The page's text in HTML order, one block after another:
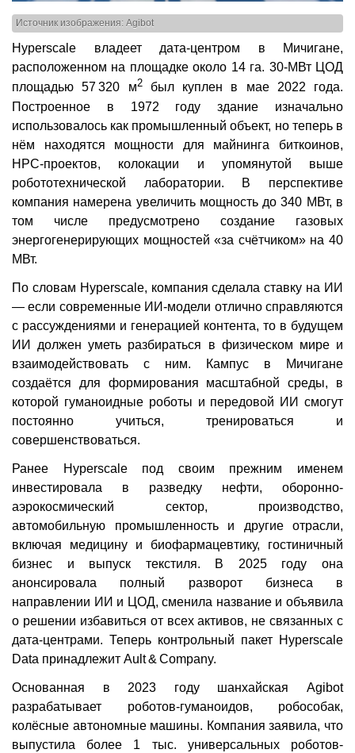
Источник изображения: Agibot
Hyperscale владеет дата-центром в Мичигане,
расположенном на площадке около 14 га. 30-МВт ЦОД
площадью 57 320 м2был куплен в мае 2022 года.
Построенное в 1972 году здание изначально
использовалось как промышленный объект, но теперь в
нём находятся мощности для майнинга биткоинов,
HPC-проектов, колокации и упомянутой выше
робототехнической лаборатории. В перспективе
компания намерена увеличить мощность до 340 МВт, в
том числе предусмотрено создание газовых
энергогенерирующих мощностей «за счётчиком» на 40
МВт.
По словам Hyperscale, компания сделала ставку на ИИ
— если современные ИИ-модели отлично справляются
с рассуждениями и генерацией контента, то в будущем
ИИ должен уметь разбираться в физическом мире и
взаимодействовать с ним. Кампус в Мичигане
создаётся для формирования масштабной среды, в
которой гуманоидные роботы и передовой ИИ смогут
постоянно учиться, тренироваться и
совершенствоваться.
Ранее Hyperscale под своим прежним именем
инвестировала в разведку нефти, оборонно-
аэрокосмический сектор, производство,
автомобильную промышленность и другие отрасли,
включая медицину и биофармацевтику, гостиничный
бизнес и выпуск текстиля. В 2025 году она
анонсировала полный разворот бизнеса в
направлении ИИ и ЦОД, сменила название и объявила
о решении избавиться от всех активов, не связанных с
дата-центрами. Теперь контрольный пакет Hyperscale
Data принадлежит Ault & Company.
Основанная в 2023 году шанхайская Agibot
разрабатывает роботов-гуманоидов, робособак,
колёсные автономные машины. Компания заявила, что
выпустила более 1 тыс. универсальных роботов-